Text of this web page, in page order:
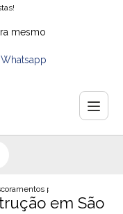
mesmo
para construcao
em São